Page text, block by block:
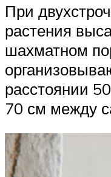
При
растения
шахматном
расстоянии
70 см между